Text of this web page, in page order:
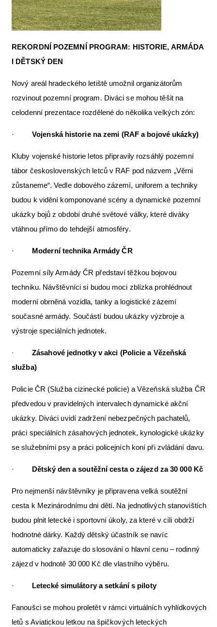
REKORDNÍ POZEMNÍ PROGRAM: HISTORIE, ARMÁDA
I DĚTSKÝ DEN
Nový areál hradeckého letiště umožnil organizátorům
rozvinout pozemní program. Diváci se mohou těšit na
celodenní prezentace rozdělené do několika velkých zón:
· Vojenská historie na zemi (RAF a bojové ukázky)
Kluby vojenské historie letos připravily rozsáhlý pozemní
tábor československých letců v RAF pod názvem „Věrni
zůstaneme“. Vedle dobového zázemí, uniforem a techniky
budou k vidění komponované scény a dynamické pozemní
ukázky bojů z období druhé světové války, které diváky
vtáhnou přímo do tehdejší atmosféry.
· Moderní technika Armády ČR
Pozemní síly Armády ČR představí těžkou bojovou
techniku. Návštěvníci si budou moci zblízka prohlédnout
moderní obrněná vozidla, tanky a logistické zázemí
současné armády. Součástí budou ukázky výzbroje a
výstroje speciálních jednotek.
· Zásahové jednotky v akci (Policie a Vězeňská
služba)
Policie ČR (Služba cizinecké policie) a Vězeňská služba ČR
předvedou v pravidelných intervalech dynamické akční
ukázky. Diváci uvidí zadržení nebezpečných pachatelů,
práci speciálních zásahových jednotek, kynologické ukázky
se služebními psy a práci policejních koní při zvládání davu.
· Dětský den a soutěžní cesta o zájezd za 30 000 Kč
Pro nejmenší návštěvníky je připravena velká soutěžní
cesta k Mezinárodnímu dni dětí. Na jednotlivých stanovištích
budou plnit letecké i sportovní úkoly, za které v cíli obdrží
hodnotné dárky. Každý dětský účastník se navíc
automaticky zařazuje do slosování o hlavní cenu – rodinný
zájezd v hodnotě 30 000 Kč dle vlastního výběru.
· Letecké simulátory a setkání s piloty
Fanoušci se mohou proletět v rámci virtuálních vyhlídkových
letů s Aviatickou letkou na špičkových leteckých